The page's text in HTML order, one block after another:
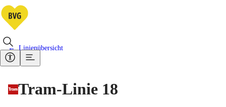
Linienübersicht
Tram-Linie 18